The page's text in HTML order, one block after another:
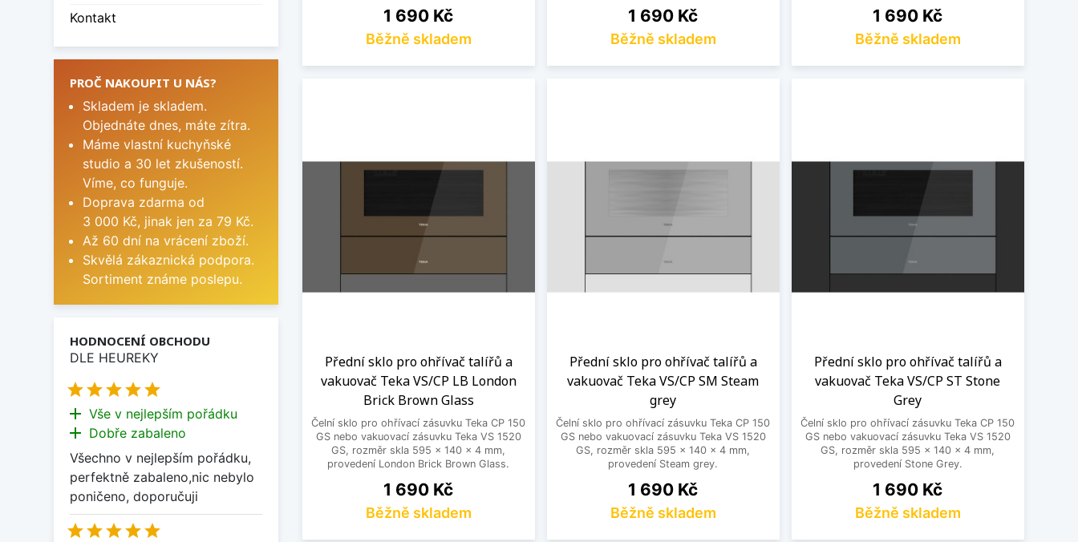
Kontakt
PROČ NAKOUPIT U NÁS?
Skladem je skladem.
Objednáte dnes, máte zítra.
Máme vlastní kuchyňské
studio a 30 let zkušeností.
Víme, co funguje.
Doprava zdarma od
3 000 Kč, jinak jen za 79 Kč.
Až 60 dní na vrácení zboží.
Skvělá zákaznická podpora.
Sortiment známe poslepu.
HODNOCENÍ OBCHODU
DLE HEUREKY

add Vše v nejlepším pořádku
add Dobře zabaleno
Všechno v nejlepším pořádku,
perfektně zabaleno,nic nebylo
poničeno, doporučuji

Cena
1 690 Kč
Běžně skladem
Cena
1 690 Kč
Běžně skladem
Cena
1 690 Kč
Běžně skladem
Přední sklo pro ohřívač talířů a
vakuovač Teka VS/CP LB London
Brick Brown Glass
Čelní sklo pro ohřívací zásuvku Teka CP 150
GS nebo vakuovací zásuvku Teka VS 1520
GS, rozměr skla 595 x 140 x 4 mm,
provedení London Brick Brown Glass.
Cena
1 690 Kč
Běžně skladem
Přední sklo pro ohřívač talířů a
vakuovač Teka VS/CP SM Steam
grey
Čelní sklo pro ohřívací zásuvku Teka CP 150
GS nebo vakuovací zásuvku Teka VS 1520
GS, rozměr skla 595 x 140 x 4 mm,
provedení Steam grey.
Cena
1 690 Kč
Běžně skladem
Přední sklo pro ohřívač talířů a
vakuovač Teka VS/CP ST Stone
Grey
Čelní sklo pro ohřívací zásuvku Teka CP 150
GS nebo vakuovací zásuvku Teka VS 1520
GS, rozměr skla 595 x 140 x 4 mm,
provedení Stone Grey.
Cena
1 690 Kč
Běžně skladem